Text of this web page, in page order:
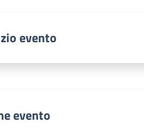
evento
evento